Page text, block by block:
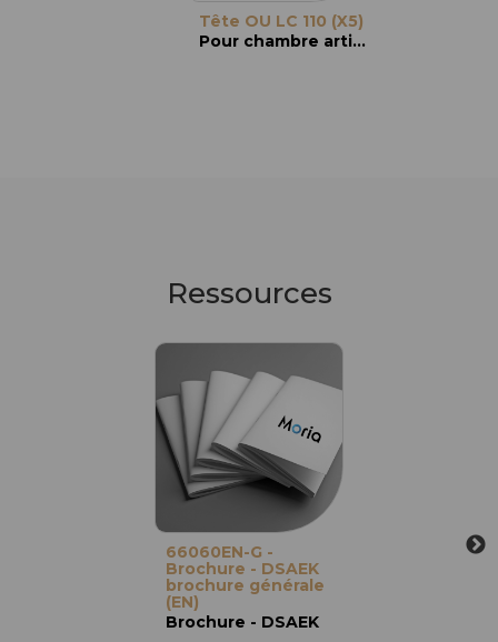
Tête OU LC 110 (X5)
Pour chambre artificielle
Ressources
66060EN-G -
Brochure - DSAEK
brochure générale
(EN)
Brochure - DSAEK